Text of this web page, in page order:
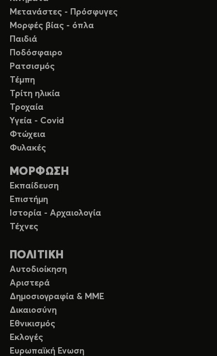
Μετανάστες - Πρόσφυγες
Μορφές βίας - όπλα
Παιδιά
Ποδόσφαιρο
Ρατσισμός
Τέμπη
Τρίτη ηλικία
Τροχαία
Υγεία - Covid
Φτώχεια
Φυλακές
ΜΟΡΦΩΣΗ
Εκπαίδευση
Επιστήμη
Ιστορία - Αρχαιολογία
Τέχνες
ΠΟΛΙΤΙΚΗ
Αυτοδιοίκηση
Αριστερά
Δημοσιογραφία & ΜΜΕ
Δικαιοσύνη
Εθνικισμός
Εκλογές
Ευρωπαϊκή Ενωση